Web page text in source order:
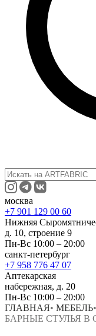
москва
+7 901 129 00 60
Нижняя
д. 10, строение 9
Пн-Вс 10:00 – 20:00
санкт-петербург
+7 958 776 47 07
Аптекарская
набережная, д. 20
Пн-Вс 10:00 – 20:00
ГЛАВНАЯ• МЕБЕЛЬ•
БАРНЫЕ СТУЛЬЯ